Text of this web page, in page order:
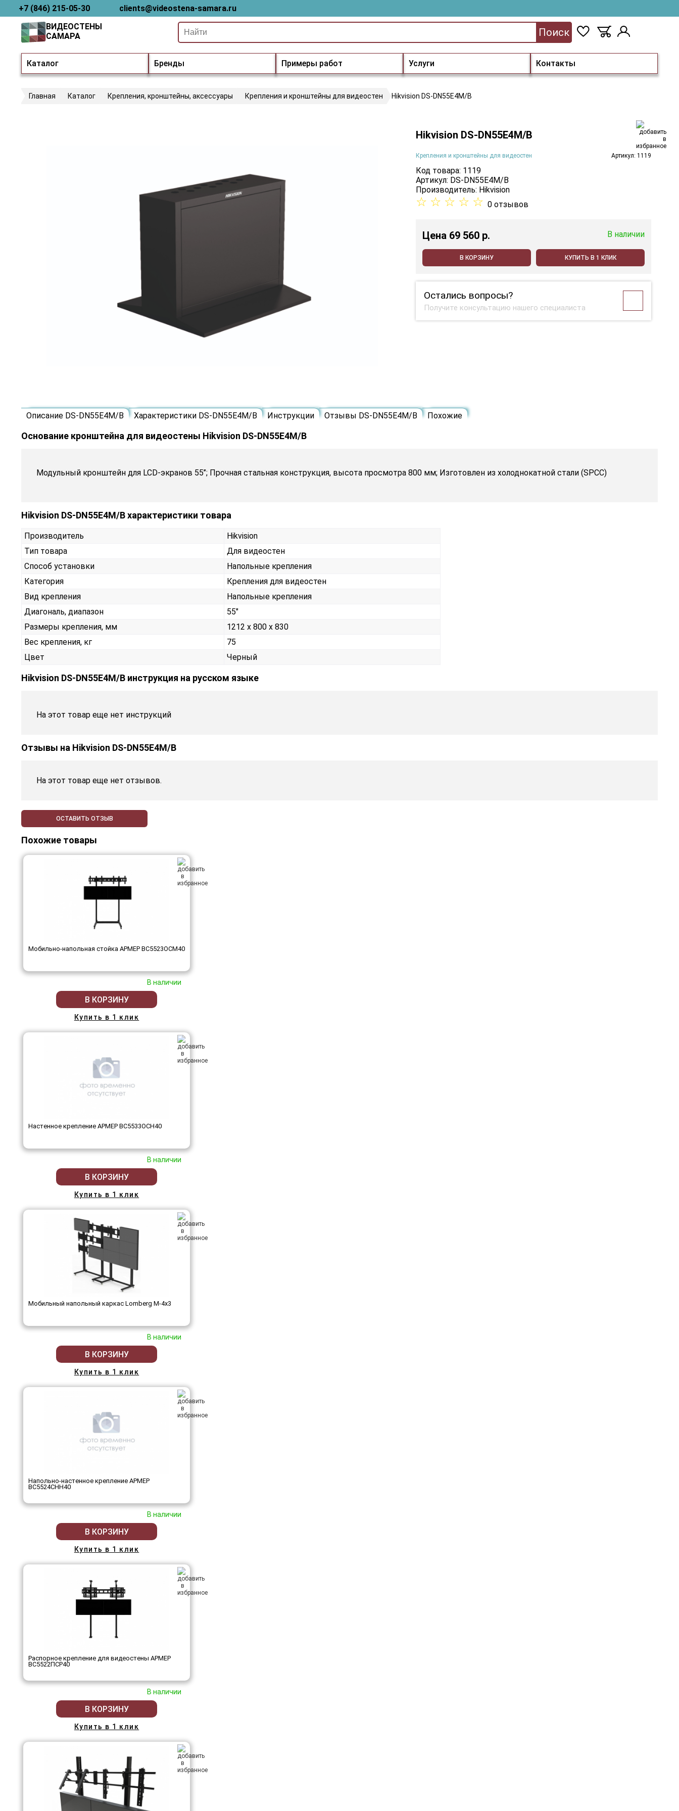
+7 (846) 215-05-30 clients@videostena-samara.ru
Каталог Бренды Примеры работ Услуги Контакты
ВИДЕОСТЕНЫ
САМАРА
Поиск
Главная Каталог Крепления, кронштейны, аксессуары Крепления и кронштейны для видеостен Hikvision DS-DN55E4M/B
Hikvision DS-DN55E4M/B
Крепления и кронштейны для видеостен Артикул: 1119
Код товара: 1119
Артикул: DS-DN55E4M/B
Производитель: Hikvision
☆ ☆ ☆ ☆ ☆ 0 отзывов
Цена 69 560 p. В наличии
В КОРЗИНУ КУПИТЬ В 1 КЛИК
Остались вопросы?
Получите консультацию нашего специалиста
Описание DS-DN55E4M/B Характеристики DS-DN55E4M/B Инструкции Отзывы DS-DN55E4M/B Похожие
Основание кронштейна для видеостены Hikvision DS-DN55E4M/B
Модульный кронштейн для LCD-экранов 55’’; Прочная стальная конструкция, высота просмотра 800 мм; Изготовлен из холоднокатной стали (SPCC)
Hikvision DS-DN55E4M/B характеристики товара
Производитель
Hikvision
Тип товара
Для видеостен
Способ установки
Напольные крепления
Категория
Крепления для видеостен
Вид крепления
Напольные крепления
Диагональ, диапазон
55"
Размеры крепления, мм
1212 х 800 х 830
Вес крепления, кг
75
Цвет
Черный
Hikvision DS-DN55E4M/B инструкция на русском языке
На этот товар еще нет инструкций
Отзывы на Hikvision DS-DN55E4M/B
На этот товар еще нет отзывов.
ОСТАВИТЬ ОТЗЫВ
Похожие товары
Мобильно-напольная стойка АРМЕР ВС5523ОСМ40
В наличии
В КОРЗИНУ
Купить в 1 клик
Настенное крепление АРМЕР ВС5533ОСН40
В наличии
В КОРЗИНУ
Купить в 1 клик
Мобильный напольный каркас Lomberg M-4х3
В наличии
В КОРЗИНУ
Купить в 1 клик
Напольно-настенное крепление АРМЕР
ВС5524СНН40
В наличии
В КОРЗИНУ
Купить в 1 клик
Распорное крепление для видеостены АРМЕР
ВС5522ПСР40
В наличии
В КОРЗИНУ
Купить в 1 клик